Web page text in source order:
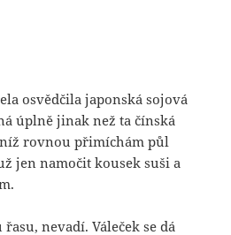
osvědčila japonská sojová
úplně jinak než ta čínská
rovnou přimíchám půl
jen namočit kousek suši a
řasu, nevadí. Váleček se dá